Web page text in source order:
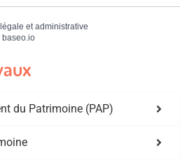
et administrative
baseo.io
du Patrimoine (PAP)